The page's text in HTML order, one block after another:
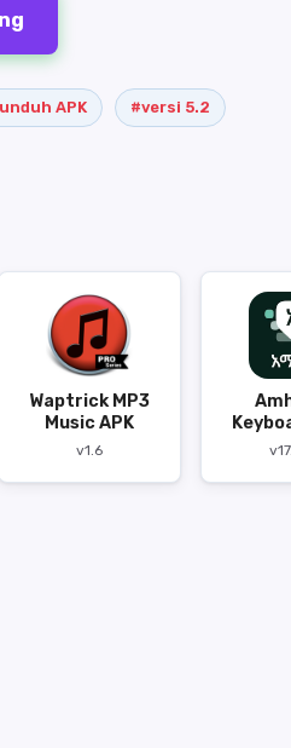
APK #versi 5.2
Waptrick MP3
Music APK
v1.6